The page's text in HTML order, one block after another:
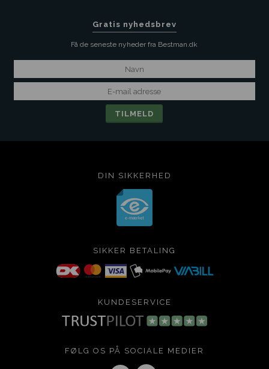
Gratis nyhedsbrev
Få de seneste nyheder fra Bestman.dk
DIN SIKKERHED
SIKKER BETALING
KUNDESERVICE
FØLG OS PÅ SOCIALE MEDIER